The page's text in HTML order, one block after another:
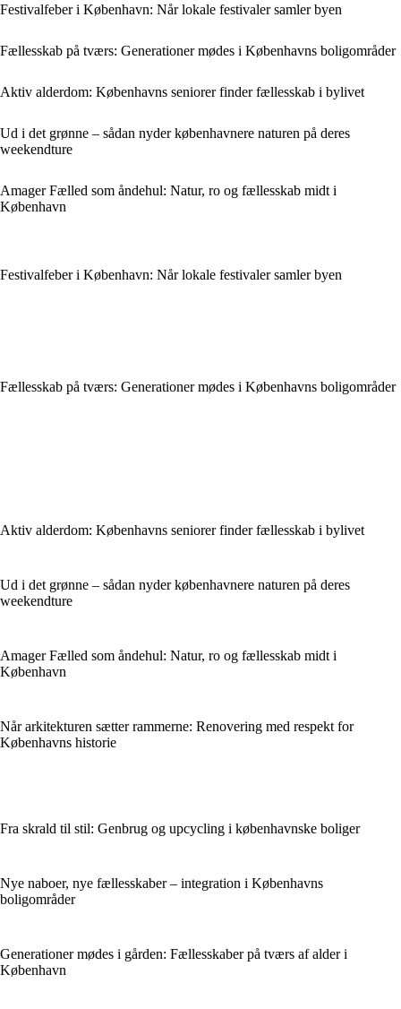
Festivalfeber i København: Når lokale festivaler samler byen
Fællesskab på tværs: Generationer mødes i Københavns boligområder
Aktiv alderdom: Københavns seniorer finder fællesskab i bylivet
Ud i det grønne – sådan nyder københavnere naturen på deres
weekendture
Amager Fælled som åndehul: Natur, ro og fællesskab midt i
København
Festivalfeber i København: Når lokale festivaler samler byen
Fællesskab på tværs: Generationer mødes i Københavns boligområder
Aktiv alderdom: Københavns seniorer finder fællesskab i bylivet
Ud i det grønne – sådan nyder københavnere naturen på deres
weekendture
Amager Fælled som åndehul: Natur, ro og fællesskab midt i
København
Når arkitekturen sætter rammerne: Renovering med respekt for
Københavns historie
Fra skrald til stil: Genbrug og upcycling i københavnske boliger
Nye naboer, nye fællesskaber – integration i Københavns
boligområder
Generationer mødes i gården: Fællesskaber på tværs af alder i
København